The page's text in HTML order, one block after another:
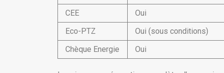
CEE
Oui
Eco-PTZ
Oui (sous conditions)
Chèque Energie
Oui